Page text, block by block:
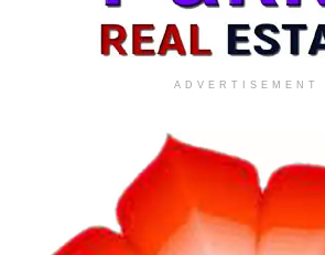
ADVERTISEMENT